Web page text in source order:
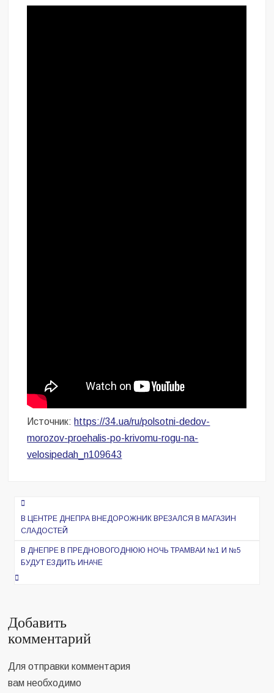
Источник: https://34.ua/ru/polsotni-dedov-
morozov-proehalis-po-krivomu-rogu-na-
velosipedah_n109643
Навигация
по
записям
В ЦЕНТРЕ ДНЕПРА ВНЕДОРОЖНИК ВРЕЗАЛСЯ В МАГАЗИН
СЛАДОСТЕЙ
В ДНЕПРЕ В ПРЕДНОВОГОДНЮЮ НОЧЬ ТРАМВАИ №1 И №5
БУДУТ ЕЗДИТЬ ИНАЧЕ
Добавить
комментарий
Для отправки комментария
вам необходимо